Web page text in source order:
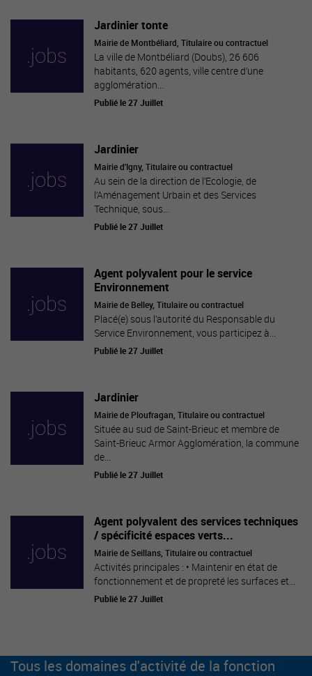
Jardinier tonte
Mairie de Montbéliard, Titulaire ou contractuel
La ville de Montbéliard (Doubs), 26 606
habitants, 620 agents, ville centre d’une
agglomération...
Publié le 27 Juillet
Jardinier
Mairie d'Igny, Titulaire ou contractuel
Au sein de la direction de l’Ecologie, de
l’Aménagement Urbain et des Services
Technique, sous...
Publié le 27 Juillet
Agent polyvalent pour le service
Environnement
Mairie de Belley, Titulaire ou contractuel
Placé(e) sous l’autorité du Responsable du
Service Environnement, vous participez à...
Publié le 27 Juillet
Jardinier
Mairie de Ploufragan, Titulaire ou contractuel
Située au sud de Saint-Brieuc et membre de
Saint-Brieuc Armor Agglomération, la commune
de...
Publié le 27 Juillet
Agent polyvalent des services techniques
/ spécificité espaces verts...
Mairie de Seillans, Titulaire ou contractuel
Activités principales : • Maintenir en état de
fonctionnement et de propreté les surfaces et...
Publié le 27 Juillet
Tous les domaines d'activité de la fonction